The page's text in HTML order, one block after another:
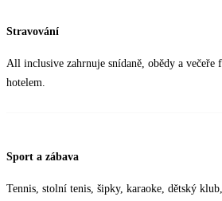
Stravování
All inclusive zahrnuje snídaně, obědy a
hotelem.
Sport a zábava
Tennis, stolní tenis, šipky, karaoke, dětský